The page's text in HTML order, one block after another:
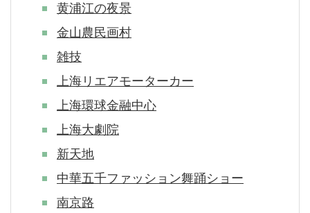
黄浦江の夜景
金山農民画村
雑技
上海リエアモーターカー
上海環球金融中心
上海大劇院
新天地
中華五千ファッション舞踊ショー
南京路